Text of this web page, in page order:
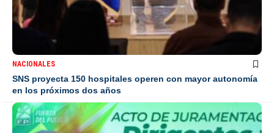
NACIONALES
SNS proyecta 150 hospitales operen con mayor autonomía
en los próximos dos años